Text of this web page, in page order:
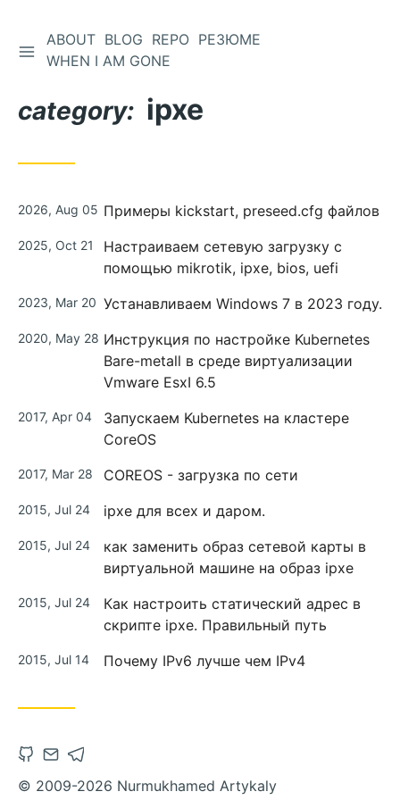
ABOUT BLOG REPO РЕЗЮМЕ
WHEN I AM GONE
category: ipxe
2026, Aug 05 Примеры kickstart, preseed.cfg файлов
2025, Oct 21
Настраиваем сетевую загрузку с
помощью mikrotik, ipxe, bios, uefi
2023, Mar 20 Устанавливаем Windows 7 в 2023 году.
2020, May 28 Инструкция по настройке Kubernetes
Bare-metall в среде виртуализации
Vmware EsxI 6.5
2017, Apr 04
Запускаем Kubernetes на кластере
CoreOS
2017, Mar 28 COREOS - загрузка по сети
2015, Jul 24 ipxe для всех и даром.
2015, Jul 24
как заменить образ сетевой карты в
виртуальной машине на образ ipxe
2015, Jul 24
Как настроить статический адрес в
скрипте ipxe. Правильный путь
2015, Jul 14 Почему IPv6 лучше чем IPv4
© 2009-2026 Nurmukhamed Artykaly